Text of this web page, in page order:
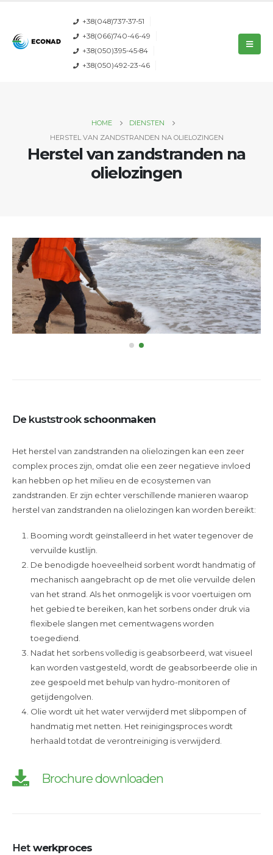
+38(048)737-37-51
+38(066)740-46-49
+38(050)395-45-84
+38(050)492-23-46
HOME
DIENSTEN
HERSTEL VAN ZANDSTRANDEN NA OLIELOZINGEN
Herstel van zandstranden na
olielozingen
De kuststrook schoonmaken
Het herstel van zandstranden na olielozingen kan een zeer
complex proces zijn, omdat olie een zeer negatieve invloed
kan hebben op het milieu en de ecosystemen van
zandstranden. Er zijn echter verschillende manieren waarop
herstel van zandstranden na olielozingen kan worden bereikt:
Booming wordt geïnstalleerd in het water tegenover de
vervuilde kustlijn.
De benodigde hoeveelheid sorbent wordt handmatig of
mechanisch aangebracht op de met olie vervuilde delen
van het strand. Als het onmogelijk is voor voertuigen om
het gebied te bereiken, kan het sorbens onder druk via
flexibele slangen met cementwagens worden
toegediend.
Nadat het sorbens volledig is geabsorbeerd, wat visueel
kan worden vastgesteld, wordt de geabsorbeerde olie in
zee gespoeld met behulp van hydro-monitoren of
getijdengolven.
Olie wordt uit het water verwijderd met slibpompen of
handmatig met netten. Het reinigingsproces wordt
herhaald totdat de verontreiniging is verwijderd.
Brochure downloaden
Het werkproces